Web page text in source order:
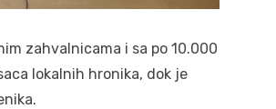
zahvalnicama i sa po 10.000
lokalnih hronika, dok je